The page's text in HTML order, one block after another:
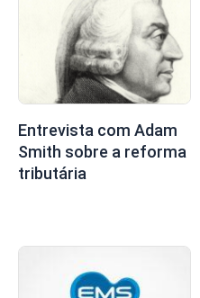
Entrevista com Adam
Smith sobre a reforma
tributária